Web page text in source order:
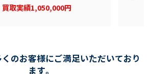
買取実績1,050,000円
のお客様にご満足いただいており
ます。